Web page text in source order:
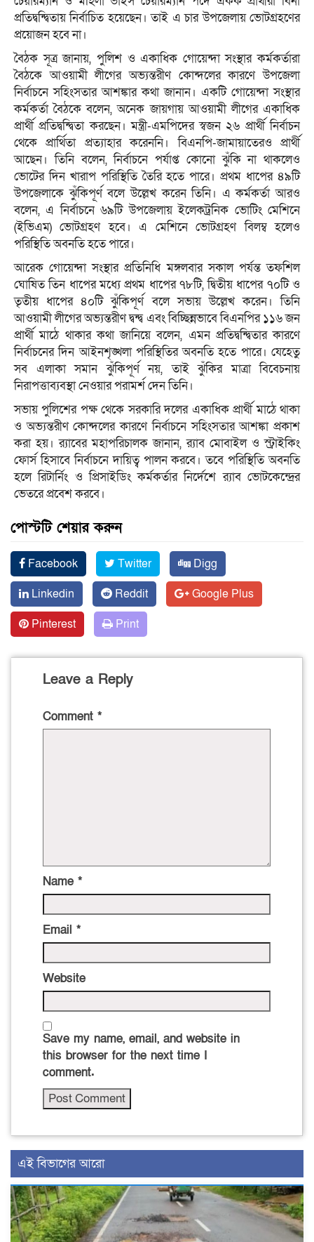
প্রতিদ্বন্দ্বিতায় নির্বাচিত হয়েছেন। তাই এ চার উপজেলায় ভোটগ্রহণের
প্রয়োজন হবে না।
বৈঠক সূত্র জানায়, পুলিশ ও একাধিক গোয়েন্দা সংস্থার কর্মকর্তারা
বৈঠকে আওয়ামী লীগের অভ্যন্তরীণ কোন্দলের কারণে উপজেলা
নির্বাচনে সহিংসতার আশঙ্কার কথা জানান। একটি গোয়েন্দা সংস্থার
কর্মকর্তা বৈঠকে বলেন, অনেক জায়গায় আওয়ামী লীগের একাধিক
প্রার্থী প্রতিদ্বন্দ্বিতা করছেন। মন্ত্রী-এমপিদের স্বজন ২৬ প্রার্থী নির্বাচন
থেকে প্রার্থিতা প্রত্যাহার করেননি। বিএনপি-জামায়াতেরও প্রার্থী
আছেন। তিনি বলেন, নির্বাচনে পর্যাপ্ত কোনো ঝুঁকি না থাকলেও
ভোটের দিন খারাপ পরিস্থিতি তৈরি হতে পারে। প্রথম ধাপের ৪৯টি
উপজেলাকে ঝুঁকিপূর্ণ বলে উল্লেখ করেন তিনি। এ কর্মকর্তা আরও
বলেন, এ নির্বাচনে ৬৯টি উপজেলায় ইলেকট্রনিক ভোটিং মেশিনে
(ইভিএম) ভোটগ্রহণ হবে। এ মেশিনে ভোটগ্রহণ বিলম্ব হলেও
পরিস্থিতি অবনতি হতে পারে।
আরেক গোয়েন্দা সংস্থার প্রতিনিধি মঙ্গলবার সকাল পর্যন্ত তফশিল
ঘোষিত তিন ধাপের মধ্যে প্রথম ধাপের ৭৮টি, দ্বিতীয় ধাপের ৭০টি ও
তৃতীয় ধাপের ৪০টি ঝুঁকিপূর্ণ বলে সভায় উল্লেখ করেন। তিনি
আওয়ামী লীগের অভ্যন্তরীণ দ্বন্দ্ব এবং বিচ্ছিন্নভাবে বিএনপির ১১৬ জন
প্রার্থী মাঠে থাকার কথা জানিয়ে বলেন, এমন প্রতিদ্বন্দ্বিতার কারণে
নির্বাচনের দিন আইনশৃঙ্খলা পরিস্থিতির অবনতি হতে পারে। যেহেতু
সব এলাকা সমান ঝুঁকিপূর্ণ নয়, তাই ঝুঁকির মাত্রা বিবেচনায়
নিরাপত্তাব্যবস্থা নেওয়ার পরামর্শ দেন তিনি।
সভায় পুলিশের পক্ষ থেকে সরকারি দলের একাধিক প্রার্থী মাঠে থাকা
ও অভ্যন্তরীণ কোন্দলের কারণে নির্বাচনে সহিংসতার আশঙ্কা প্রকাশ
করা হয়। র‌্যাবের মহাপরিচালক জানান, র‌্যাব মোবাইল ও স্ট্রাইকিং
ফোর্স হিসাবে নির্বাচনে দায়িত্ব পালন করবে। তবে পরিস্থিতি অবনতি
হলে রিটার্নিং ও প্রিসাইডিং কর্মকর্তার নির্দেশে র‌্যাব ভোটকেন্দ্রের
ভেতরে প্রবেশ করবে।
পোস্টটি শেয়ার করুন
Facebook Twitter
Digg
Linkedin
Reddit
Google Plus
Pinterest
Print
Leave a Reply
Comment *
Name *
Email *
Website
Save my name, email, and website in
this browser for the next time I
comment.
এই বিভাগের আরো